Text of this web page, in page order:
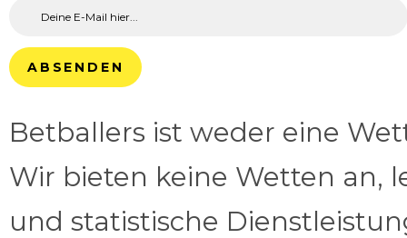
ABSENDEN
Betballers ist weder eine
Wir bieten keine Wetten an,
und statistische